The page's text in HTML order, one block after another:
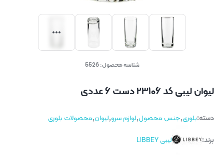
شناسه محصول:5526
لیوان لیبی کد ۲۳۱۰۶ دست ۶ عددی
دسته:بلوری,جنس محصول,لوازم سرو,لیوان,محصولات بلوری
برند:
لیبی LIBBEY